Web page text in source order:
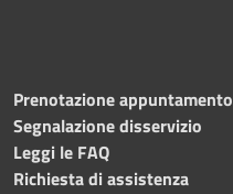
Prenotazione appuntamento
Segnalazione disservizio
Leggi le FAQ
Richiesta di assistenza